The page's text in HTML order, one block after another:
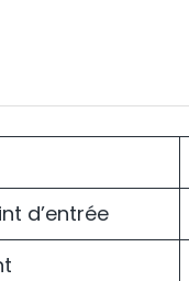
d’entrée